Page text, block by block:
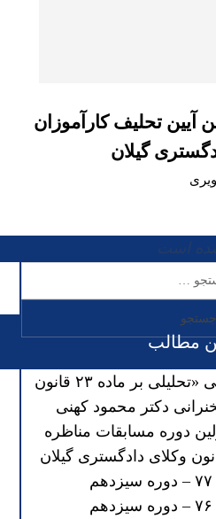
آیین تحلیف کارآموزان
گیلان
مطالب
ویدیوی دوره آموزشی «تحلیلی بر ماده ۲۳ قانون
دکتر محمود کهنی
دوره مسابقات مناظره
وکلای دادگستری گیلان